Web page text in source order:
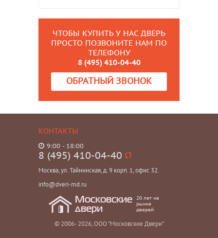
ЧТОБЫ КУПИТЬ У НАС ДВЕРЬ
ПРОСТО ПОЗВОНИТЕ НАМ ПО
ТЕЛЕФОНУ
8 (495) 410-04-40
ОБРАТНЫЙ ЗВОНОК
КОНТАКТЫ
9:00 - 18:00
8 (495) 410-04-40
Москва, ул. Тайнинская, д. 9 корп. 1, офис 32.
info@dveri-md.ru
Московские
двери
20 лет на
рынке
дверей
© 2006- 2026, ООО "Московские Двери"